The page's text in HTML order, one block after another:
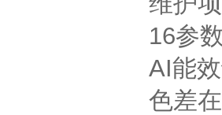
16参
AI能
色差